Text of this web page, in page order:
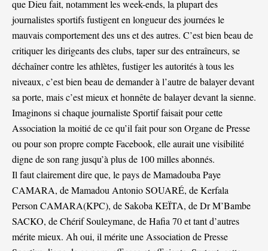
que Dieu fait, notamment les week-ends, la plupart des
journalistes sportifs fustigent en longueur des journées le
mauvais comportement des uns et des autres. C’est bien beau de
critiquer les dirigeants des clubs, taper sur des entraîneurs, se
déchaîner contre les athlètes, fustiger les autorités à tous les
niveaux, c’est bien beau de demander à l’autre de balayer devant
sa porte, mais c’est mieux et honnête de balayer devant la sienne.
Imaginons si chaque journaliste Sportif faisait pour cette
Association la moitié de ce qu’il fait pour son Organe de Presse
ou pour son propre compte Facebook, elle aurait une visibilité
digne de son rang jusqu’à plus de 100 milles abonnés.
Il faut clairement dire que, le pays de Mamadouba Paye
CAMARA, de Mamadou Antonio SOUARÉ, de Kerfala
Person CAMARA(KPC), de Sakoba KEÏTA, de Dr M’Bambe
SACKO, de Chérif Souleymane, de Hafia 70 et tant d’autres
mérite mieux. Ah oui, il mérite une Association de Presse